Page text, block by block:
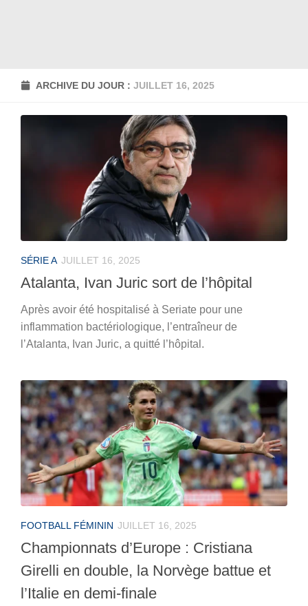
ARCHIVE DU JOUR : JUILLET 16, 2025
SÉRIE A JUILLET 16, 2025
Atalanta, Ivan Juric sort de l’hôpital
Après avoir été hospitalisé à Seriate pour une
inflammation bactériologique, l’entraîneur de
l’Atalanta, Ivan Juric, a quitté l’hôpital.
FOOTBALL FÉMININ JUILLET 16, 2025
Championnats d’Europe : Cristiana
Girelli en double, la Norvège battue et
l’Italie en demi-finale